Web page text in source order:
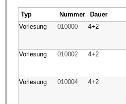
Typ Nummer Dauer
Vorlesung
010000 4+2
Vorlesung
010002 4+2
Vorlesung
010004 4+2